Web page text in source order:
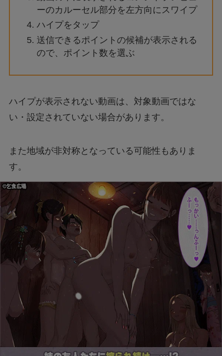
ーのカルーセル部分を左方向にスワイプ
ハイプをタップ
送信できるポイントの候補が表示される
ので、ポイント数を選ぶ
ハイプが表示されない動画は、対象動画ではな
い・設定されていない場合があります。
また地域が非対称となっている可能性もありま
す。